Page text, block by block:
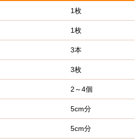
1枚
1枚
3本
3枚
2～4個
5cm分
5cm分